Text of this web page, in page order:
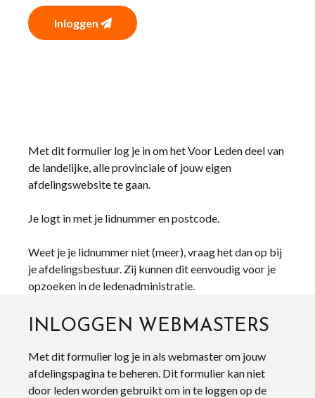
Inloggen
Met dit formulier log je in om het Voor Leden deel van
de landelijke, alle provinciale of jouw eigen
afdelingswebsite te gaan.
Je logt in met je lidnummer en postcode.
Weet je je lidnummer niet (meer), vraag het dan op bij
je afdelingsbestuur. Zij kunnen dit eenvoudig voor je
opzoeken in de ledenadministratie.
INLOGGEN WEBMASTERS
Met dit formulier log je in als webmaster om jouw
afdelingspagina te beheren. Dit formulier kan niet
door leden worden gebruikt om in te loggen op de